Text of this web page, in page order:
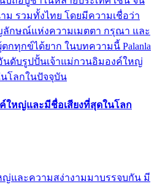
ม รวมทั้งไทย โดยมีความเชื่อว่า
ลักษณ์แห่งความเมตตา กรุณา และ
กทุกข์ได้ยาก ในบทความนี้ Palanla
นดับรูปปั้นเจ้าแม่กวนอิมองค์ใหญ่
โลกในปัจจุบัน
ใหญ่และมีชื่อเสียงที่สุดในโลก
และความสง่างามมาบรรจบกัน มี